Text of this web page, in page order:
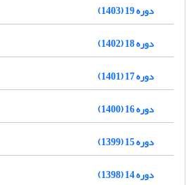
دوره 19 (1403)
دوره 18 (1402)
دوره 17 (1401)
دوره 16 (1400)
دوره 15 (1399)
دوره 14 (1398)